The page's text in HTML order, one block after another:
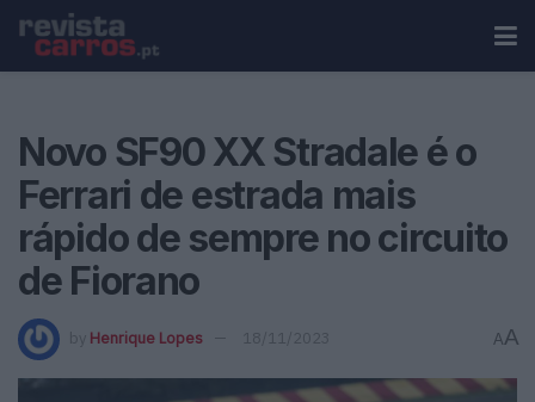
Novo SF90 XX Stradale é o
Ferrari de estrada mais
rápido de sempre no circuito
de Fiorano
by Henrique Lopes 18/11/2023 AA